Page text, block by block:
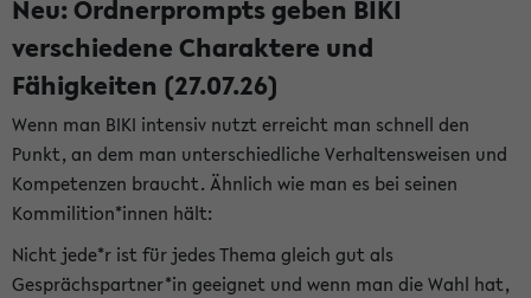
Neu: Ordnerprompts geben BIKI
verschiedene Charaktere und
Fähigkeiten (27.07.26)
Wenn man BIKI intensiv nutzt erreicht man schnell den
Punkt, an dem man unterschiedliche Verhaltensweisen und
Kompetenzen braucht. Ähnlich wie man es bei seinen
Kommilition*innen hält:
Nicht jede*r ist für jedes Thema gleich gut als
Gesprächspartner*in geeignet und wenn man die Wahl hat,